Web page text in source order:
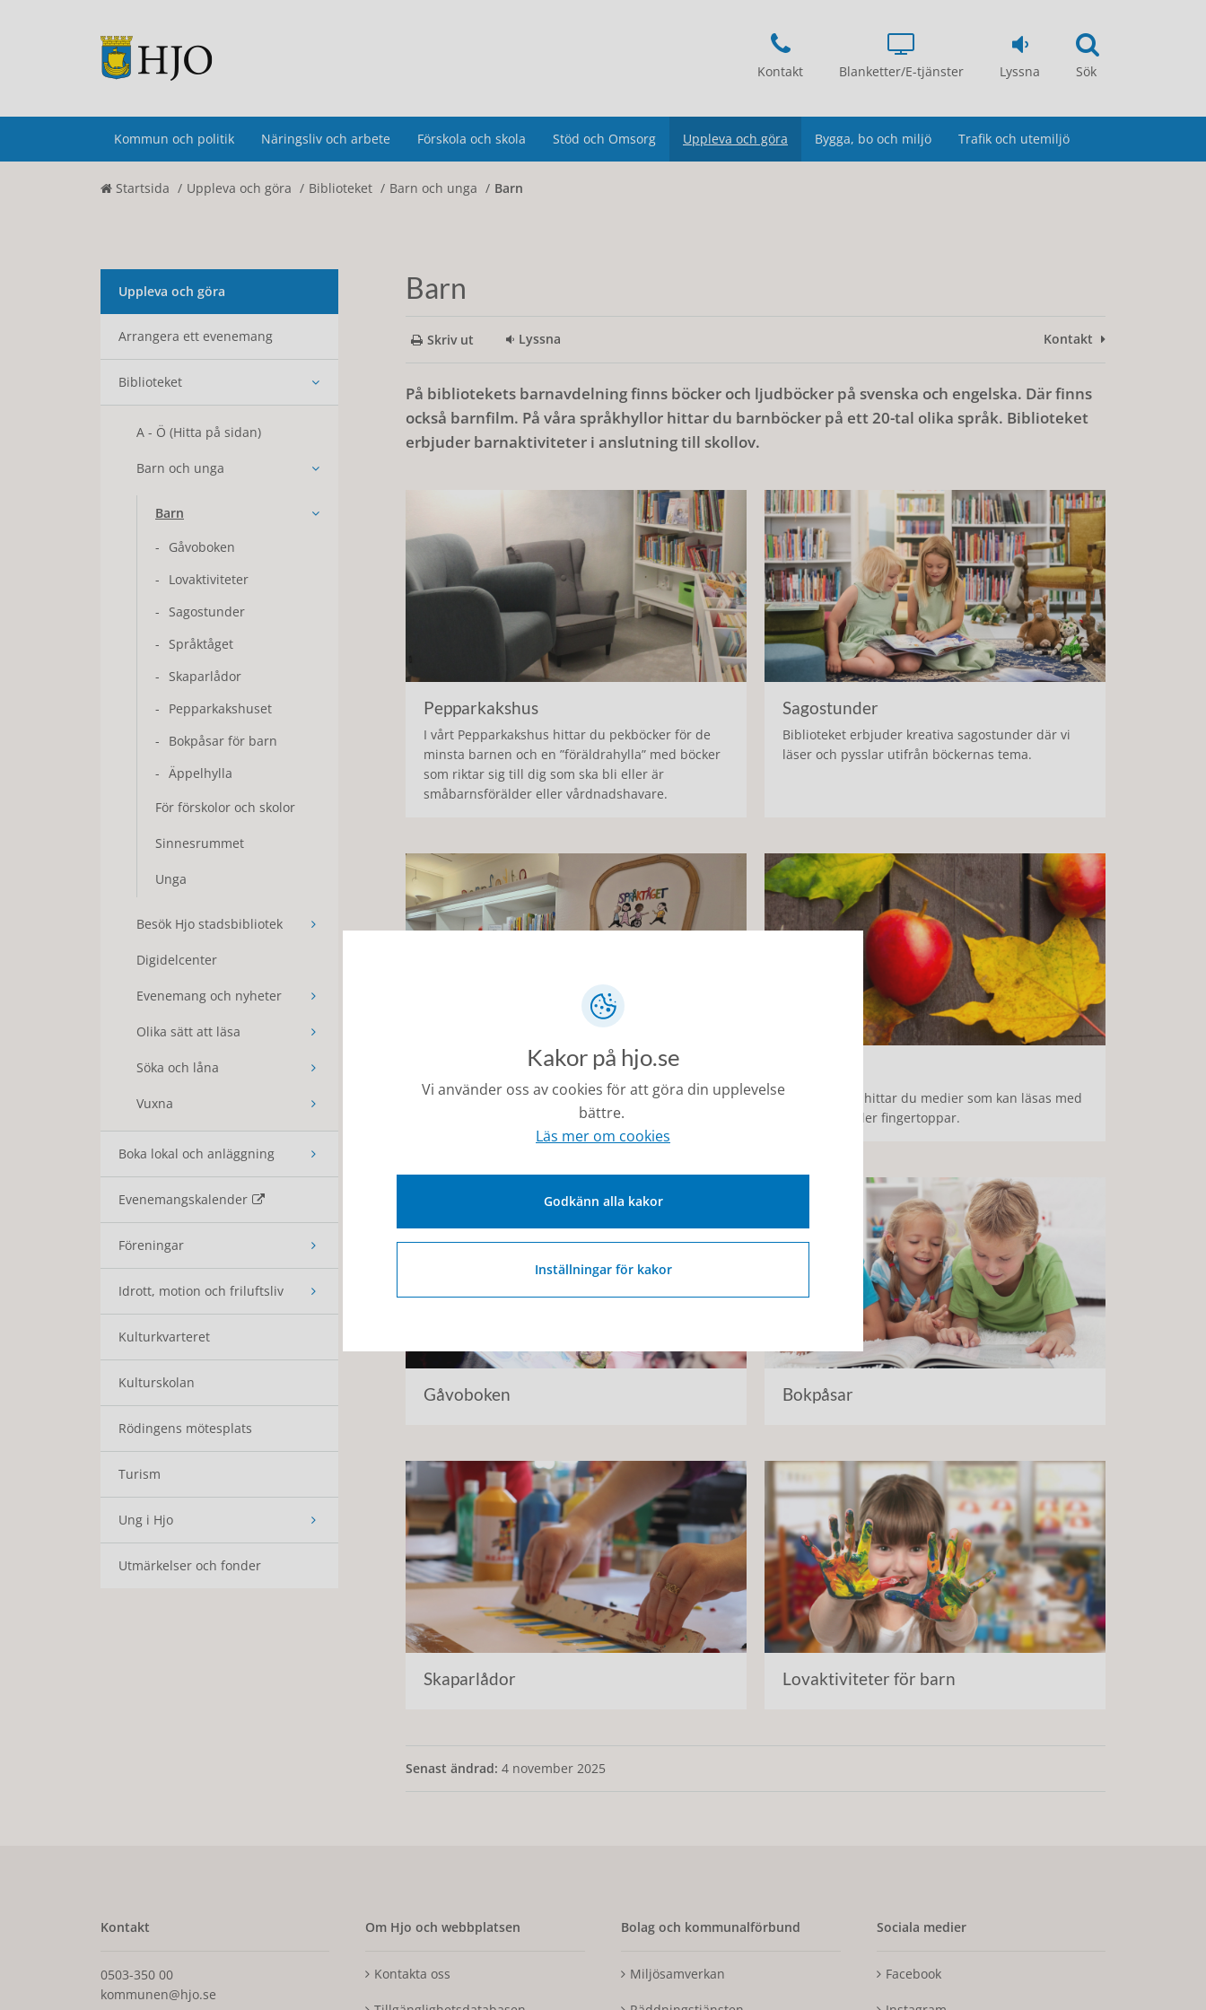
Kontakt Blanketter/E-tjänster Lyssna Sök
Kommun och politik Näringsliv och arbete Förskola och skola Stöd och Omsorg Uppleva och göra Bygga, bo och miljö Trafik och utemiljö
Startsida Uppleva och göra Biblioteket Barn och unga Barn
Uppleva och göra
Arrangera ett evenemang
Biblioteket
A - Ö (Hitta på sidan)
Barn och unga
Barn
Gåvoboken
Lovaktiviteter
Sagostunder
Språktåget
Skaparlådor
Pepparkakshuset
Bokpåsar för barn
Äppelhylla
För förskolor och skolor
Sinnesrummet
Unga
Besök Hjo stadsbibliotek
Digidelcenter
Evenemang och nyheter
Olika sätt att läsa
Söka och låna
Vuxna
Boka lokal och anläggning
Evenemangskalender
Föreningar
Idrott, motion och friluftsliv
Kulturkvarteret
Kulturskolan
Rödingens mötesplats
Turism
Ung i Hjo
Utmärkelser och fonder
Barn
Skriv ut Lyssna Kontakt
På bibliotekets barnavdelning finns böcker och ljudböcker på svenska och engelska. Där finns
också barnfilm. På våra språkhyllor hittar du barnböcker på ett 20-tal olika språk. Biblioteket
erbjuder barnaktiviteter i anslutning till skollov.
Pepparkakshus
I vårt Pepparkakshus hittar du pekböcker för de
minsta barnen och en ”föräldrahylla” med böcker
som riktar sig till dig som ska bli eller är
småbarnsförälder eller vårdnadshavare.
Sagostunder
Biblioteket erbjuder kreativa sagostunder där vi
läser och pysslar utifrån böckernas tema.
Språktåget är språkstimulerande material för barn
mellan 0–6 år som främjar barns språkutveckling.
I äppelhyllan hittar du medier som kan läsas med
ögon, öron eller fingertoppar.
Gåvoboken Bokpåsar
Skaparlådor Lovaktiviteter för barn
Senast ändrad: 4 november 2025
Kontakt
0503-350 00
kommunen@hjo.se
Om Hjo och webbplatsen
Kontakta oss
Bolag och kommunalförbund
Miljösamverkan
Sociala medier
Facebook
Kakor på hjo.se
Vi använder oss av cookies för att göra din upplevelse
bättre.
Läs mer om cookies
Godkänn alla kakor
Inställningar för kakor